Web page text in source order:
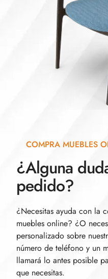
COMPRA MUEBLES
¿Alguna
pedido?
¿Necesitas ayuda con la
muebles online? ¿O
personalizado sobre
número de teléfono y un
llamará lo antes posible
que necesitas.